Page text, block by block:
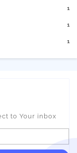
1
1
1
to Your inbox